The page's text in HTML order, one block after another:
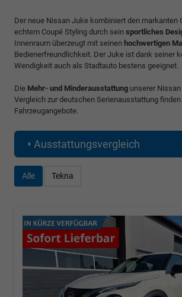
Der neue Nissan Juke kombiniert den markanten
echtem Coupé Styling durch sein sportliches
Innenraum überzeugt mit seinen hochwertigen
Bedienerfreundlichkeit. Der Juke ist dank seiner
Wendigkeit auch als Stadtauto bestens geeignet.
Die Mehr- und Minderausstattung unserer
Vergleich zur deutschen Serienausstattung
Fahrzeugangebote.
Ausstattungsvergleich
Alle Tekna